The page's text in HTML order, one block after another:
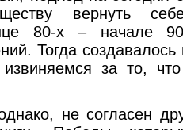
вернуть
80-х – начале
Тогда создавалось
за то,
не согласен